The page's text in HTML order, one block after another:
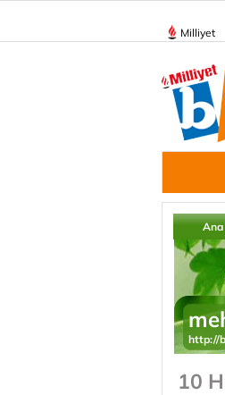
Milliyet
http://
10